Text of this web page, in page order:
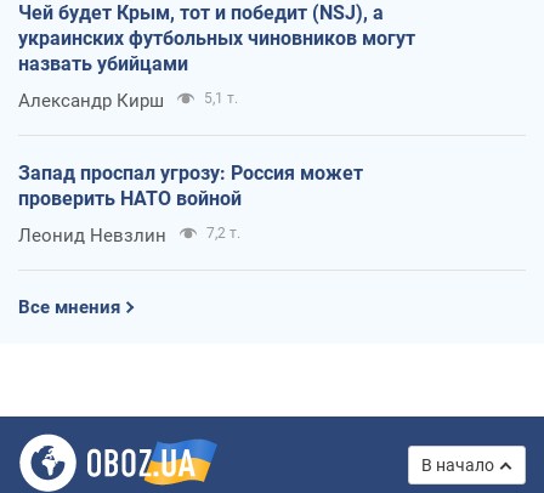
Чей будет Крым, тот и победит (NSJ), а
украинских футбольных чиновников могут
назвать убийцами
Александр Кирш 5,1 т.
Запад проспал угрозу: Россия может
проверить НАТО войной
Леонид Невзлин 7,2 т.
Все мнения
В начало